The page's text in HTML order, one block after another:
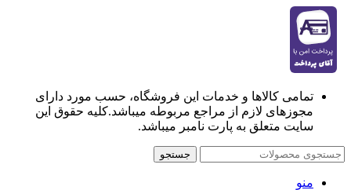
تمامی کالاها و خدمات این فروشگاه، حسب مورد دارای
مجوزهای لازم از مراجع مربوطه میباشد.کلیه حقوق این
سایت متعلق به پارت نامبر میباشد.
جستجو
منو